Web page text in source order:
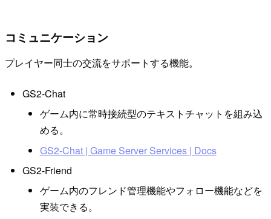
コミュニケーション
プレイヤー同士の交流をサポートする機能。
GS2-Chat
ゲーム内に常時接続型のテキストチャットを組み込
める。
GS2-Chat | Game Server Services | Docs
GS2-Friend
ゲーム内のフレンド管理機能やフォロー機能などを
実装できる。